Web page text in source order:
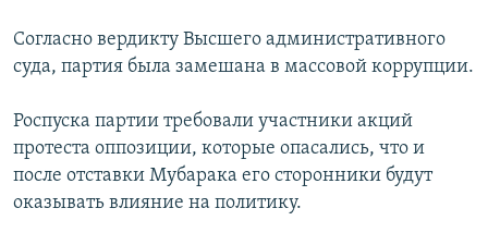
ПОДПИШИТЕСЬ НА РАССЫЛКУ
СОЦИАЛЬНЫЕ СЕТИ
Согласно вердикту Высшего административного
суда, партия была замешана в массовой коррупции.
Роспуска партии требовали участники акций
протеста оппозиции, которые опасались, что и
после отставки Мубарака его сторонники будут
оказывать влияние на политику.